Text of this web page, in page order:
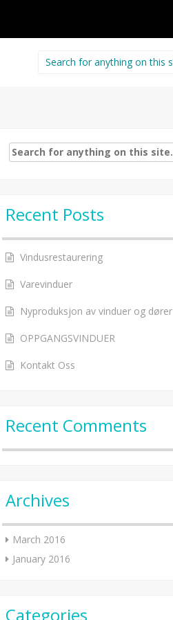
Search
for:
Search
for:
Recent Posts
Vindusrestaurering
Varevinduer
Nyproduksjon av vinduer og dører
OPPGANGSVINDUER
Kontakt Oss
Recent Comments
Archives
March 2016
January 2016
Categories